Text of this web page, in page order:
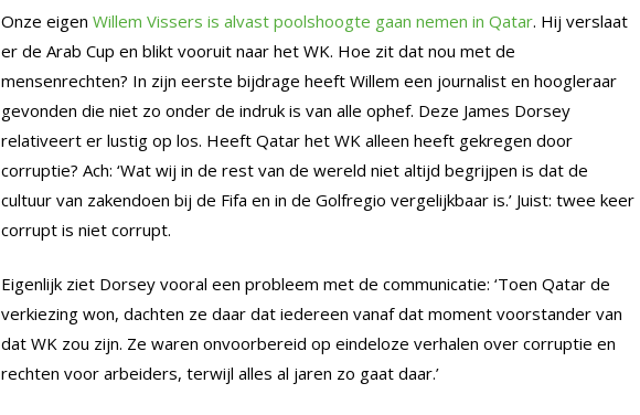
Onze eigen Willem Vissers is alvast poolshoogte gaan nemen in Qatar. Hij verslaat
er de Arab Cup en blikt vooruit naar het WK. Hoe zit dat nou met de
mensenrechten? In zijn eerste bijdrage heeft Willem een journalist en hoogleraar
gevonden die niet zo onder de indruk is van alle ophef. Deze James Dorsey
relativeert er lustig op los. Heeft Qatar het WK alleen heeft gekregen door
corruptie? Ach: ‘Wat wij in de rest van de wereld niet altijd begrijpen is dat de
cultuur van zakendoen bij de Fifa en in de Golfregio vergelijkbaar is.’ Juist: twee keer
corrupt is niet corrupt.
Eigenlijk ziet Dorsey vooral een probleem met de communicatie: ‘Toen Qatar de
verkiezing won, dachten ze daar dat iedereen vanaf dat moment voorstander van
dat WK zou zijn. Ze waren onvoorbereid op eindeloze verhalen over corruptie en
rechten voor arbeiders, terwijl alles al jaren zo gaat daar.’